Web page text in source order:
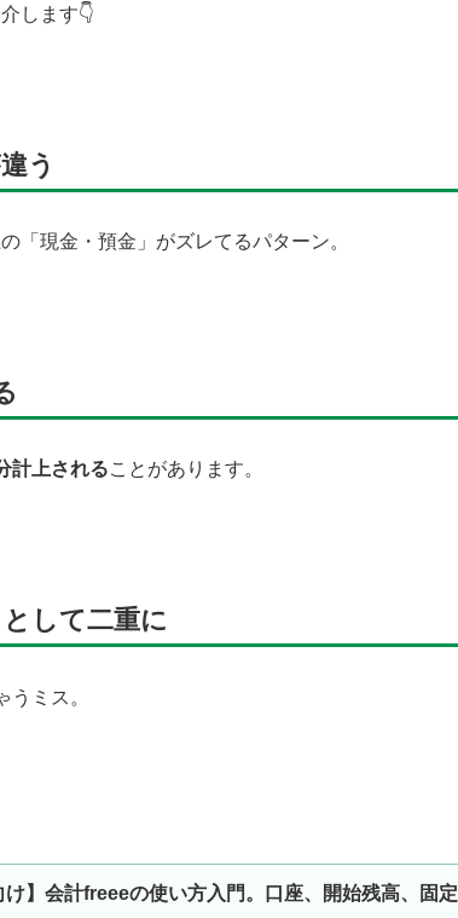
します👇
う
「現金・預金」がズレてるパターン。
計上されることがあります。
して二重に
ミス。
け】会計freeeの使い方入門。口座、開始残高、固定